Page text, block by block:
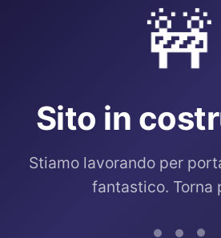
🚧
Sito in
Stiamo lavorando per
fantastico. Torna